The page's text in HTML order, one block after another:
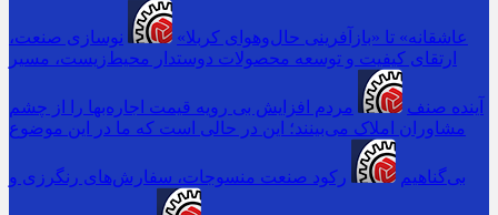
عاشقانه» تا «بازآفرینی حال‌وهوای کربلا»
نوسازی صنعت،
ارتقای کیفیت و توسعه محصولات دوستدار محیط‌زیست، مسیر
آینده صنف
مردم افزایش بی رویه قیمت اجاره‌بها را از چشم
مشاوران املاک می‌بینند؛ این در حالی است که ما در این موضوع
بی‌گناهیم رکود صنعت منسوجات، سفارش‌های رنگرزی و